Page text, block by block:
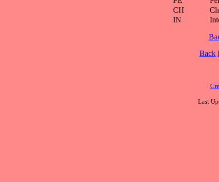
CH
IN
Back
Last